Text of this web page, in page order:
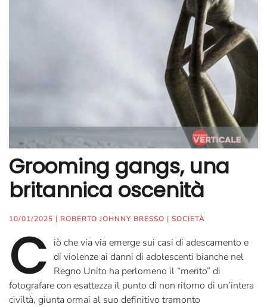
Grooming gangs, una
britannica oscenità
10/01/2025 | ROBERTO JOHNNY BRESSO | SOCIETÀ
C iò che via via emerge sui casi di adescamento e
di violenze ai danni di adolescenti bianche nel
Regno Unito ha perlomeno il “merito” di
fotografare con esattezza il punto di non ritorno di un’intera
civiltà, giunta ormai al suo definitivo tramonto